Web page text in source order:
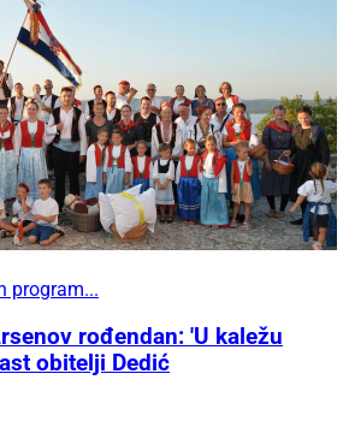
program...
rođendan: 'U kaležu
obitelji Dedić